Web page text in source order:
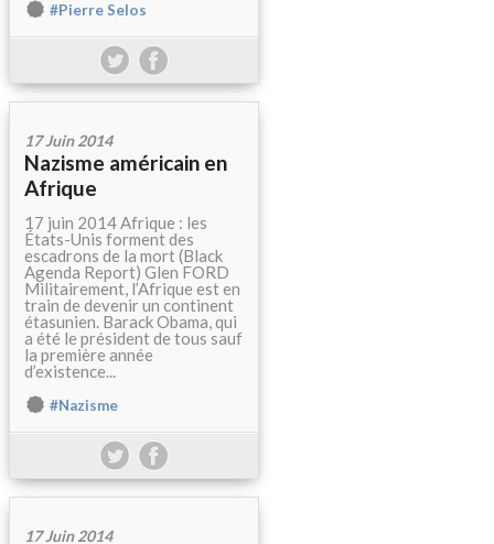
#Pierre Selos
17 Juin 2014
Nazisme américain en
Afrique
17 juin 2014 Afrique : les
États-Unis forment des
escadrons de la mort (Black
Agenda Report) Glen FORD
Militairement, l’Afrique est en
train de devenir un continent
étasunien. Barack Obama, qui
a été le président de tous sauf
la première année
d’existence...
#Nazisme
17 Juin 2014